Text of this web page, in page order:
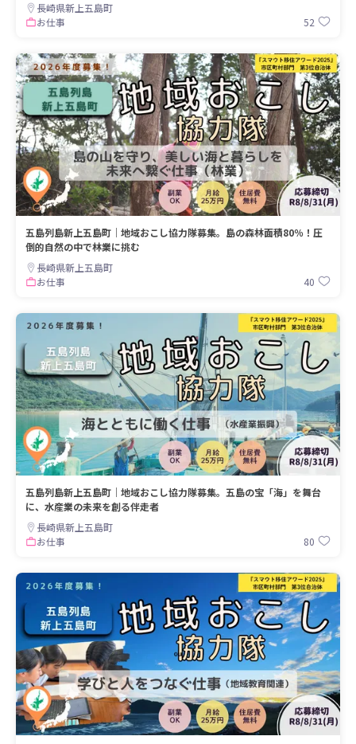
長崎県新上五島町
お仕事
52
五島列島新上五島町｜地域おこし協力隊募集。島の森林面積80％！圧
倒的自然の中で林業に挑む
長崎県新上五島町
お仕事
40
五島列島新上五島町｜地域おこし協力隊募集。五島の宝「海」を舞台
に、水産業の未来を創る伴走者
長崎県新上五島町
お仕事
80